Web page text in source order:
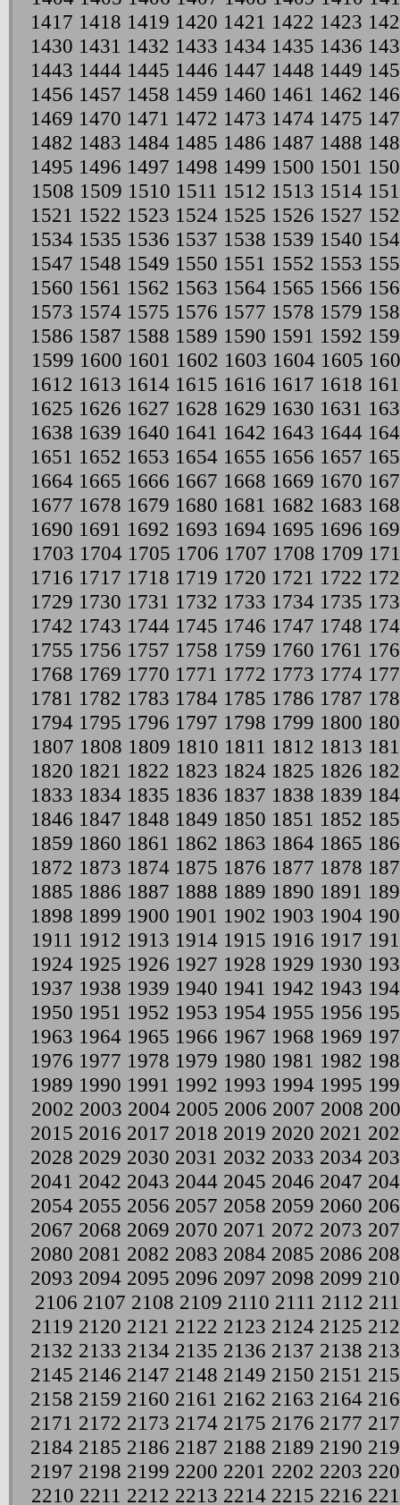
1417 1418 1419 1420 1421 1422 1423
1430 1431 1432 1433 1434 1435 1436
1443 1444 1445 1446 1447 1448 1449
1456 1457 1458 1459 1460 1461 1462
1469 1470 1471 1472 1473 1474 1475
1482 1483 1484 1485 1486 1487 1488
1495 1496 1497 1498 1499 1500 1501
1508 1509 1510 1511 1512 1513 1514
1521 1522 1523 1524 1525 1526 1527
1534 1535 1536 1537 1538 1539 1540
1547 1548 1549 1550 1551 1552 1553
1560 1561 1562 1563 1564 1565 1566
1573 1574 1575 1576 1577 1578 1579
1586 1587 1588 1589 1590 1591 1592
1599 1600 1601 1602 1603 1604 1605
1612 1613 1614 1615 1616 1617 1618
1625 1626 1627 1628 1629 1630 1631
1638 1639 1640 1641 1642 1643 1644
1651 1652 1653 1654 1655 1656 1657
1664 1665 1666 1667 1668 1669 1670
1677 1678 1679 1680 1681 1682 1683
1690 1691 1692 1693 1694 1695 1696
1703 1704 1705 1706 1707 1708 1709
1716 1717 1718 1719 1720 1721 1722
1729 1730 1731 1732 1733 1734 1735
1742 1743 1744 1745 1746 1747 1748
1755 1756 1757 1758 1759 1760 1761
1768 1769 1770 1771 1772 1773 1774
1781 1782 1783 1784 1785 1786 1787
1794 1795 1796 1797 1798 1799 1800
1807 1808 1809 1810 1811 1812 1813
1820 1821 1822 1823 1824 1825 1826
1833 1834 1835 1836 1837 1838 1839
1846 1847 1848 1849 1850 1851 1852
1859 1860 1861 1862 1863 1864 1865
1872 1873 1874 1875 1876 1877 1878
1885 1886 1887 1888 1889 1890 1891
1898 1899 1900 1901 1902 1903 1904
1911 1912 1913 1914 1915 1916 1917
1924 1925 1926 1927 1928 1929 1930
1937 1938 1939 1940 1941 1942 1943
1950 1951 1952 1953 1954 1955 1956
1963 1964 1965 1966 1967 1968 1969
1976 1977 1978 1979 1980 1981 1982
1989 1990 1991 1992 1993 1994 1995
2002 2003 2004 2005 2006 2007 2008
2015 2016 2017 2018 2019 2020 2021
2028 2029 2030 2031 2032 2033 2034
2041 2042 2043 2044 2045 2046 2047
2054 2055 2056 2057 2058 2059 2060
2067 2068 2069 2070 2071 2072 2073
2080 2081 2082 2083 2084 2085 2086
2093 2094 2095 2096 2097 2098 2099
2106 2107 2108 2109 2110 2111 2112
2119 2120 2121 2122 2123 2124 2125
2132 2133 2134 2135 2136 2137 2138
2145 2146 2147 2148 2149 2150 2151
2158 2159 2160 2161 2162 2163 2164
2171 2172 2173 2174 2175 2176 2177
2184 2185 2186 2187 2188 2189 2190
2197 2198 2199 2200 2201 2202 2203
2210 2211 2212 2213 2214 2215 2216